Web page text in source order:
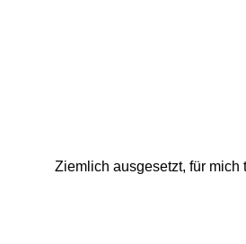
Ziemlich ausgesetzt, für